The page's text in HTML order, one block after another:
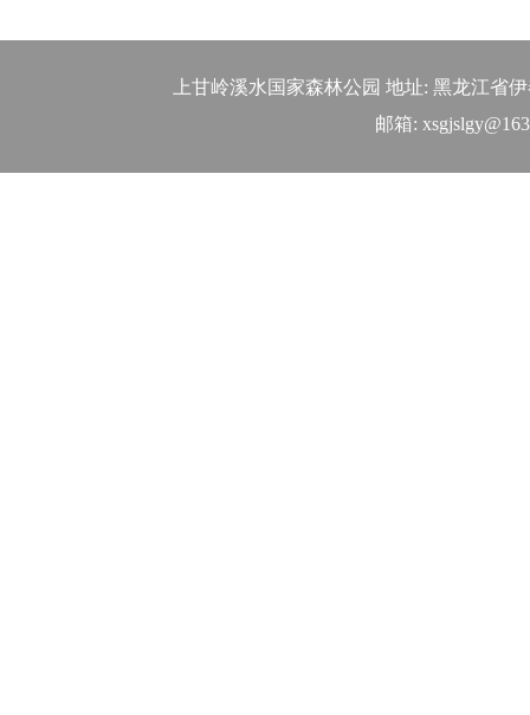
上甘岭溪水国家森林公园 地址: 黑龙江省
邮箱: